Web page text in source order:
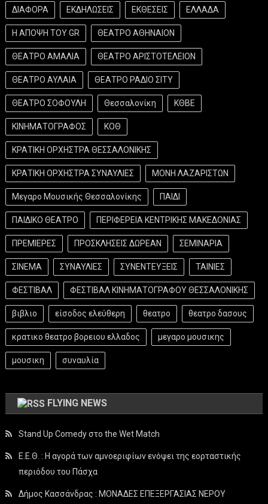
ΔΙΑΦΟΡΑ ΕΚΔΗΛΩΣΕΙΣ ΕΚΘΕΣΕΙΣ ΕΛΛΑΔΑ
Η ΑΠΟΨΗ ΤΟΥ GR ΘΕΑΤΡΟ ΑΘΗΝΑΙΟΝ
ΘΕΑΤΡΟ ΑΜΑΛΙΑ ΘΕΑΤΡΟ ΑΡΙΣΤΟΤΕΛΕΙΟΝ
ΘΕΑΤΡΟ ΑΥΛΑΙΑ ΘΕΑΤΡΟ ΡΑΔΙΟ ΣΙΤΥ
ΘΕΑΤΡΟ ΣΟΦΟΥΛΗ Θεσσαλονίκη ΚΘΒΕ
ΚΙΝΗΜΑΤΟΓΡΑΦΟΣ ΚΟΘ
ΚΡΑΤΙΚΗ ΟΡΧΗΣΤΡΑ ΘΕΣΣΑΛΟΝΙΚΗΣ
ΚΡΑΤΙΚΗ ΟΡΧΗΣΤΡΑ ΣΥΝΑΥΛΙΕΣ ΜΟΝΗ ΛΑΖΑΡΙΣΤΩΝ
Μεγαρο Μουσικής Θεσσαλονίκης ΠΑΙΔΙ
ΠΑΙΔΙΚΟ ΘΕΑΤΡΟ ΠΕΡΙΦΕΡΕΙΑ ΚΕΝΤΡΙΚΗΣ ΜΑΚΕΔΟΝΙΑΣ
ΠΡΕΜΙΕΡΕΣ ΠΡΟΣΚΛΗΣΕΙΣ ΔΩΡΕΑΝ ΣΕΜΙΝΑΡΙΑ
ΣΙΝΕΜΑ ΣΥΝΑΥΛΙΕΣ ΣΥΝΕΝΤΕΥΞΕΙΣ ΤΑΙΝΙΕΣ
ΦΕΣΤΙΒΑΛ ΦΕΣΤΙΒΑΛ ΚΙΝΗΜΑΤΟΓΡΑΦΟΥ ΘΕΣΣΑΛΟΝΙΚΗΣ
βιβλιο είσοδος ελεύθερη θεατρο θεατρο δασους
κρατικο θεατρο βορειου ελλαδος μεγαρο μουσικης
μουσικη συναυλία
FLYING NEWS
Stand Up Comedy στο the Wet Match
Ε.Ε.Θ. : Η αγορά των αμνοεριφίων ενόψει της εορταστικής
περιόδου του Πάσχα
Δήμος Κασσάνδρας : ΜΟΝΑΔΕΣ ΕΠΕΞΕΡΓΑΣΙΑΣ ΝΕΡΟΥ